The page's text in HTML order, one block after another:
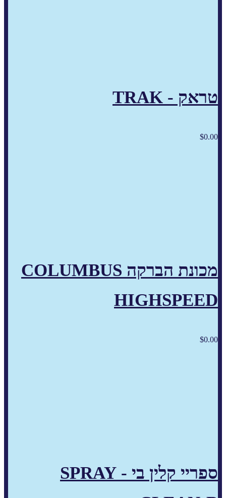
טראק - TRAK
$0.00
מכונת הברקה COLUMBUS
HIGHSPEED
$0.00
ספריי קלין בי - SPRAY